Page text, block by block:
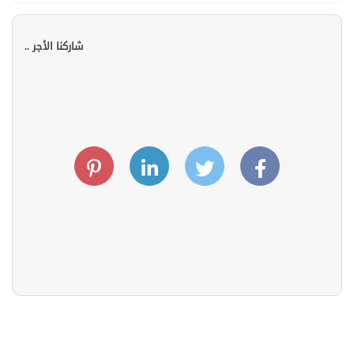
شاركنا الأجر ..